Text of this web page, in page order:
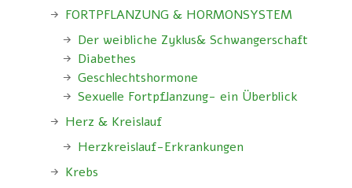
FORTPFLANZUNG & HORMONSYSTEM
Der weibliche Zyklus& Schwangerschaft
Diabethes
Geschlechtshormone
Sexuelle Fortpflanzung- ein Überblick
Herz & Kreislauf
Herzkreislauf-Erkrankungen
Krebs